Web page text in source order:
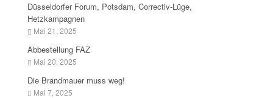
Düsseldorfer Forum, Potsdam, Correctiv-Lüge,
Hetzkampagnen
Mai 21, 2025
Abbestellung FAZ
Mai 20, 2025
Die Brandmauer muss weg!
Mai 7, 2025